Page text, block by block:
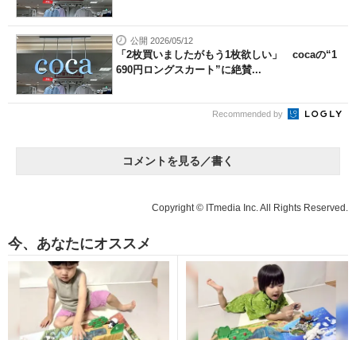
公開 2026/05/12
「2枚買いましたがもう1枚欲しい」 cocaの“1
690円ロングスカート”に絶賛...
Recommended by
コメントを見る／書く
Copyright © ITmedia Inc. All Rights Reserved.
今、あなたにオススメ